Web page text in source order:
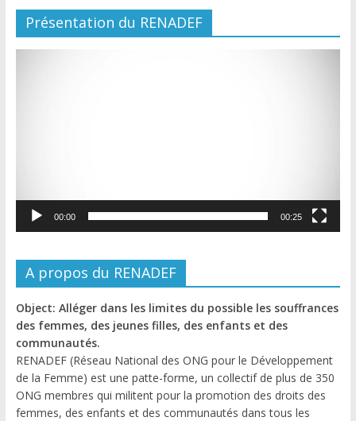
Présentation du RENADEF
00:00 00:25
A propos du RENADEF
Object: Alléger dans les limites du possible les souffrances
des femmes, des jeunes filles, des enfants et des
communautés.
RENADEF (Réseau National des ONG pour le Développement
de la Femme) est une patte-forme, un collectif de plus de 350
ONG membres qui militent pour la promotion des droits des
femmes, des enfants et des communautés dans tous les